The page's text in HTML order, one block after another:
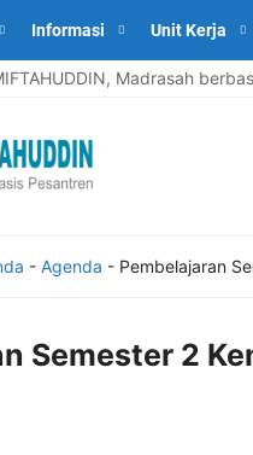
Informasi Unit Kerja
Madrasah
- Agenda - Pembelajaran
Semester 2